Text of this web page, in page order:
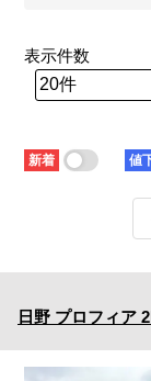
新着順
走行距離
少ない順
少ない順
表示件数
新着 値
日野 プロフィア